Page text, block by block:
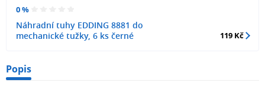
0 %
Náhradní tuhy EDDING 8881 do
mechanické tužky, 6 ks černé
119 Kč
Popis